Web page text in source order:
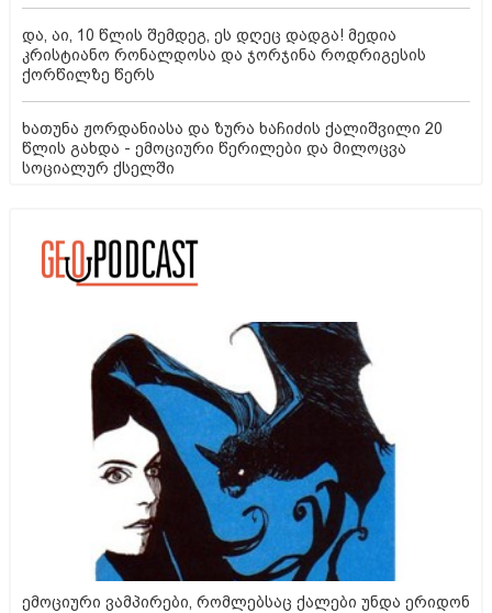
და, აი, 10 წლის შემდეგ, ეს დღეც დადგა! მედია
კრისტიანო რონალდოსა და ჯორჯინა როდრიგესის
ქორწილზე წერს
ხათუნა ჟორდანიასა და ზურა ხაჩიძის ქალიშვილი 20
წლის გახდა - ემოციური წერილები და მილოცვა
სოციალურ ქსელში
ემოციური ვამპირები, რომლებსაც ქალები უნდა ერიდონ